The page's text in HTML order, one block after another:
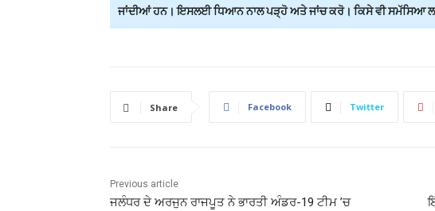
ਜਾਂਦੀਆਂ ਹਨ। ਇਸਲਈ ਧਿਆਨ ਨਾਲ ਪੜ੍ਹੋ ਅਤੇ ਜਾਂਚ ਕਰੋ। ਕਿਸੇ ਵੀ ਸਮੱਸਿਆ
Share Facebook Twitter
Previous article
ਜਲੰਧਰ ਦੇ ਅਰਜੁਨ ਰਾਜਪੂਤ ਨੇ ਭਾਰਤੀ ਅੰਡਰ-19 ਟੀਮ ’ਚ